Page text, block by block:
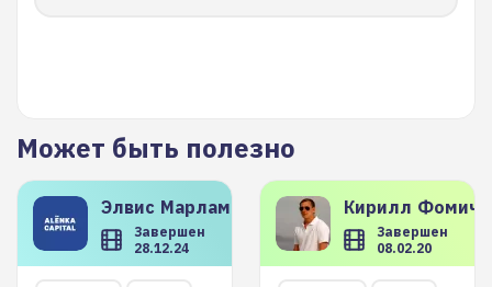
Может быть полезно
Элвис Марламов
Завершен
28.12.24
Кирилл
Завершен
08.02.20